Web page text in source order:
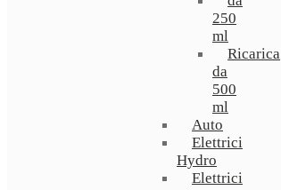
250
ml
Ricarica
da
500
ml
Auto
Elettrici
Hydro
Elettrici